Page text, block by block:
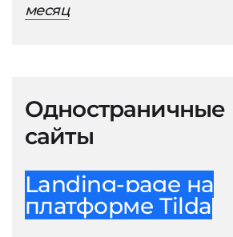
месяц
Одностраничные
сайты
Landing-page на
платформе Tilda